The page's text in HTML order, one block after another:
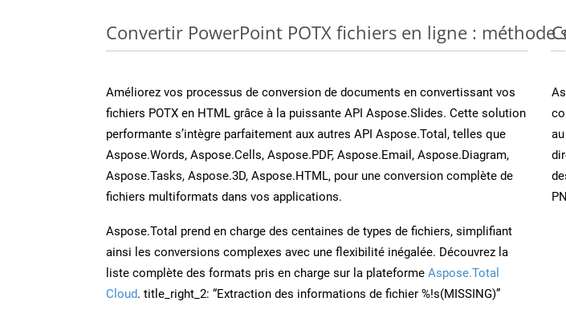
Convertir PowerPoint POTX fichiers en ligne : méthode
Améliorez vos processus de conversion de documents en convertissant vos
fichiers POTX en HTML grâce à la puissante API Aspose.Slides. Cette solution
performante s’intègre parfaitement aux autres API Aspose.Total, telles que
Aspose.Words, Aspose.Cells, Aspose.PDF, Aspose.Email, Aspose.Diagram,
Aspose.Tasks, Aspose.3D, Aspose.HTML, pour une conversion complète de
fichiers multiformats dans vos applications.
Aspose.Total prend en charge des centaines de types de fichiers, simplifiant
ainsi les conversions complexes avec une flexibilité inégalée. Découvrez la
liste complète des formats pris en charge sur la plateforme Aspose.Total
Cloud. title_right_2: “Extraction des informations de fichier %!s(MISSING)”